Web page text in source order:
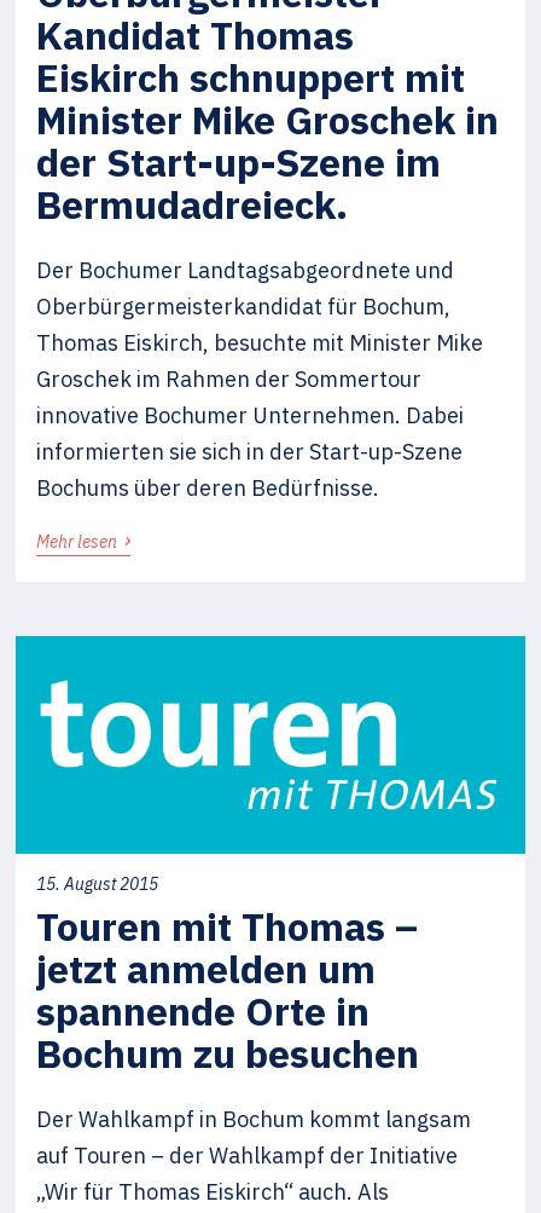
Kandidat Thomas
Eiskirch schnuppert mit
Minister Mike Groschek in
der Start-up-Szene im
Bermudadreieck.
Der Bochumer Landtagsabgeordnete und
Oberbürgermeisterkandidat für Bochum,
Thomas Eiskirch, besuchte mit Minister Mike
Groschek im Rahmen der Sommertour
innovative Bochumer Unternehmen. Dabei
informierten sie sich in der Start-up-Szene
Bochums über deren Bedürfnisse.
Mehr lesen ›
15. August 2015
Touren mit Thomas –
jetzt anmelden um
spannende Orte in
Bochum zu besuchen
Der Wahlkampf in Bochum kommt langsam
auf Touren – der Wahlkampf der Initiative
„Wir für Thomas Eiskirch“ auch. Als